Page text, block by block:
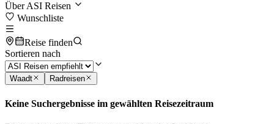
Über ASI Reisen
Wunschliste
Reise finden
Sortieren nach
Waadt Radreisen
Keine Suchergebnisse im gewählten Reisezeitraum